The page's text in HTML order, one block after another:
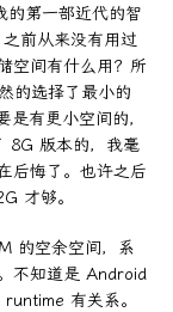
的第一部近代的智
前从来没有用过
空间有什么用？所
的选择了最小的
有更小空间的，
8G 版本的，我毫
后悔了。也许之后
才够。
的空余空间，系
不知道是 Android
有关系。